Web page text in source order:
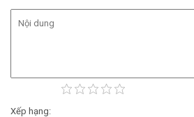
Xếp hạng: